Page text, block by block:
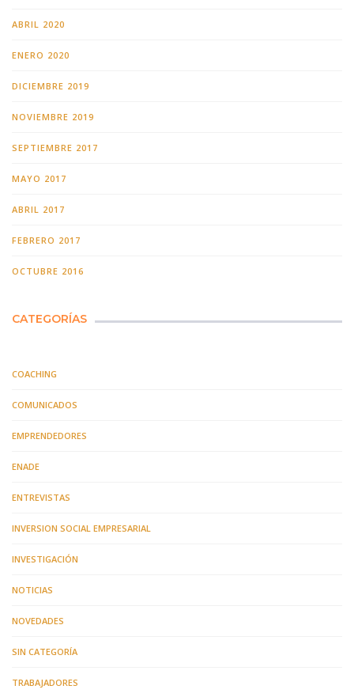
ABRIL 2020
ENERO 2020
DICIEMBRE 2019
NOVIEMBRE 2019
SEPTIEMBRE 2017
MAYO 2017
ABRIL 2017
FEBRERO 2017
OCTUBRE 2016
CATEGORÍAS
COACHING
COMUNICADOS
EMPRENDEDORES
ENADE
ENTREVISTAS
INVERSION SOCIAL EMPRESARIAL
INVESTIGACIÓN
NOTICIAS
NOVEDADES
SIN CATEGORÍA
TRABAJADORES